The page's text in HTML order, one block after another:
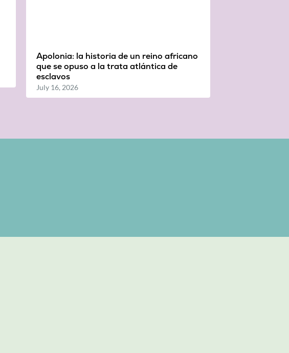
Apolonia: la historia de un reino africano
que se opuso a la trata atlántica de
esclavos
July 16, 2026